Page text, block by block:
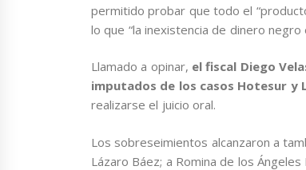
permitido probar que todo el
lo que “la inexistencia de dinero negro
Llamado a opinar, el fiscal Diego
imputados de los casos Hotesur y
realizarse el juicio oral.
Los sobreseimientos alcanzaron a
Lázaro Báez; a Romina de los